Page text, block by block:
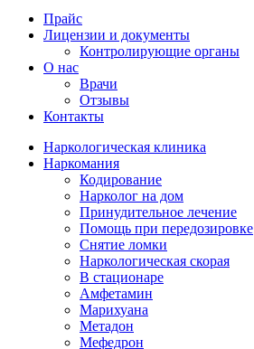
Прайс
Лицензии и документы
Контролирующие органы
О нас
Врачи
Отзывы
Контакты
Наркологическая клиника
Наркомания
Кодирование
Нарколог на дом
Принудительное лечение
Помощь при передозировке
Снятие ломки
Наркологическая скорая
В стационаре
Амфетамин
Марихуана
Метадон
Мефедрон